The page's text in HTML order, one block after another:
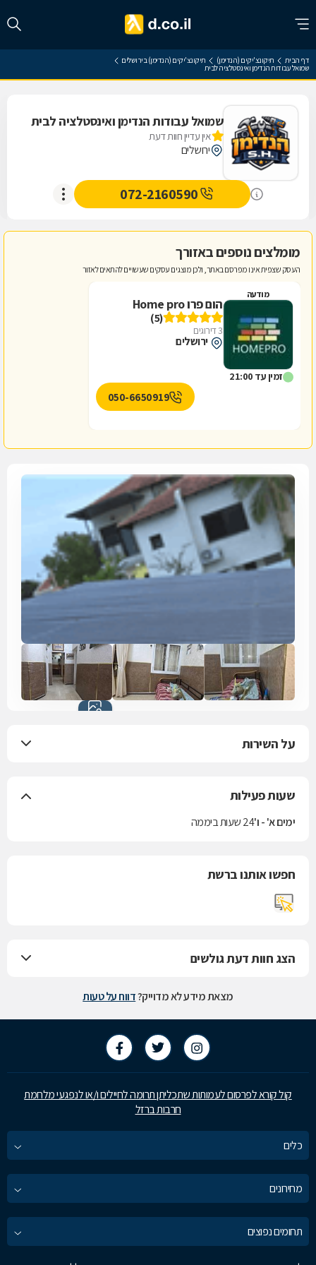
דף הבית תיקונצ'יקים (הנדימן) תיקונצ'יקים (הנדימן) בירושלים
שמואל עבודות הנדימן ואינסטלציה לבית
שמואל עבודות הנדימן ואינסטלציה לבית
אין עדיין חוות דעת
ירושלים
072-2160590
מומלצים נוספים באזורך
העסק שצפית אינו מפרסם באתר, ולכן מוצגים עסקים שעשויים להתאים לאזור
מודעה
הום פרו Home pro
(5)
3 דירוגים
ירושלים
זמין עד 21:00
050-6650919
על השירות
שעות פעילות
ימים א' - ו'24 שעות ביממה
חפשו אותנו ברשת
הצג חוות דעת גולשים
מצאת מידע לא מדוייק?דווח על טעות
קול קורא לפרסום לעמותות שתכליתן תרומה לחיילים ו/או לנפגעי מלחמת
חרבות ברזל
כלים
מחירונים
תחומים נפוצים